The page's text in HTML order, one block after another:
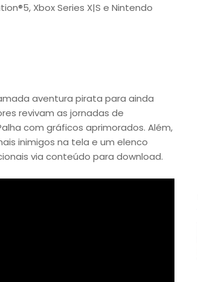
Xbox Series X|S e Nintendo
aventura pirata para ainda
revivam as jornadas de
com gráficos aprimorados. Além,
inimigos na tela e um elenco
via conteúdo para download.